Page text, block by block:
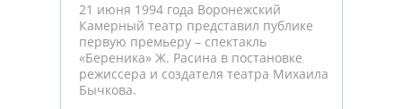
21 июня 1994 года Воронежский
Камерный театр представил публике
первую премьеру – спектакль
«Береника» Ж. Расина в постановке
режиссера и создателя театра Михаила
Бычкова.